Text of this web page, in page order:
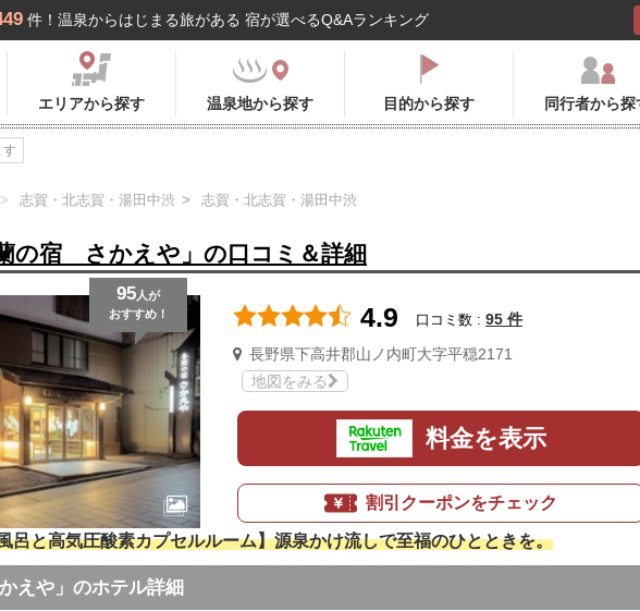
件！温泉からはじまる旅がある 宿が選べるQ&Aランキング
エリアから探す 温泉地から探す 目的から探す 同行者から探
志賀・北志賀・湯田中渋 志賀・北志賀・湯田中渋
の宿 さかえや」の口コミ＆詳細
95 人が
おすすめ！
4.9 口コミ数 : 95 件
長野県下高井郡山ノ内町大字平穏2171
地図をみる
料金を表示
割引クーポンをチェック
呂と高気圧酸素カプセルルーム】源泉かけ流しで至福のひとときを。
えや」のホテル詳細